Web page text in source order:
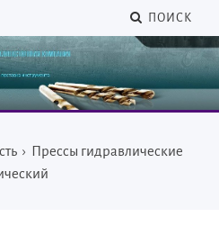
ПОИСК
› Прессы гидравлические